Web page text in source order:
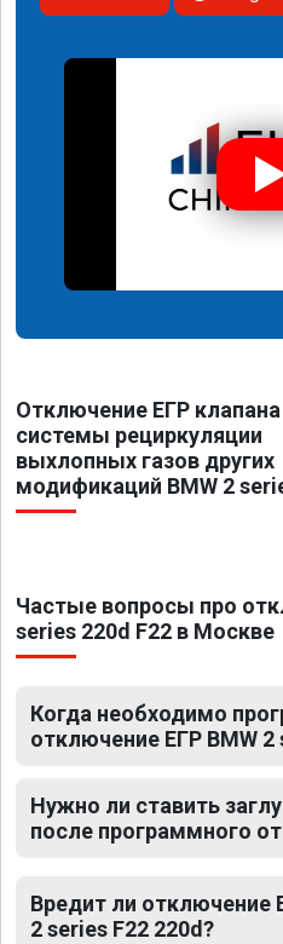
Отключение ЕГР клапана
системы рециркуляции
выхлопных газов других
модификаций BMW 2
Частые вопросы про
series 220d F22 в Москве
Когда необходимо
отключение ЕГР BMW 2
Нужно ли ставить
после программного
Вредит ли отключение
2 series F22 220d?